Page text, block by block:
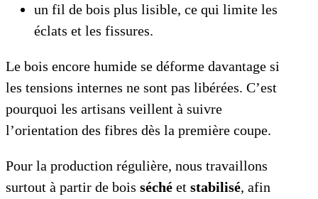
un fil de bois plus lisible, ce qui limite les
éclats et les fissures.
Le bois encore humide se déforme davantage si
les tensions internes ne sont pas libérées. C’est
pourquoi les artisans veillent à suivre
l’orientation des fibres dès la première coupe.
Pour la production régulière, nous travaillons
surtout à partir de bois séché et stabilisé, afin